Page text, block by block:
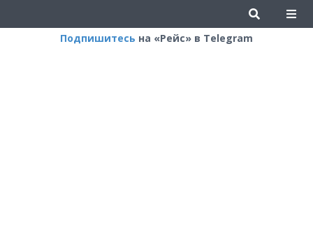
Подпишитесь на «Рейс» в Telegram